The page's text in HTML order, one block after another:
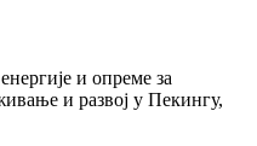
и опреме за
и развој у Пекингу,